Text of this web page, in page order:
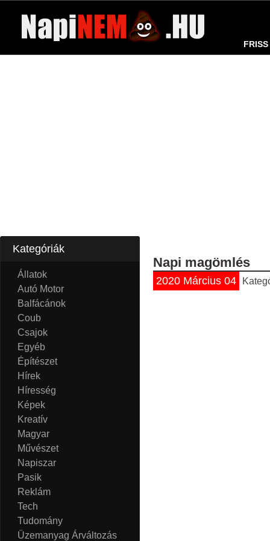
Kategóriák
Állatok
Autó Motor
Balfácánok
Coub
Csajok
Egyéb
Építészet
Hírek
Híresség
Képek
Kreatív
Magyar
Művészet
Napiszar
Pasik
Reklám
Tech
Tudomány
Üzemanyag Árváltozás
Napi magömlés
2020 Március 04